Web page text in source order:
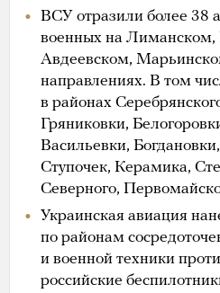
ВСУ отразили более 38
военных на Лиманском,
Авдеевском,
направлениях. В том
в районах
Гряниковки,
Васильевки,
Ступочек, Керамика,
Северного,
Украинская авиация
по районам
и военной техники
российские